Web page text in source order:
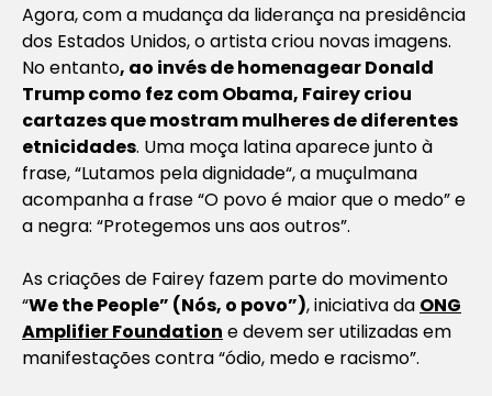
Agora, com a mudança da liderança na presidência
dos Estados Unidos, o artista criou novas imagens.
No entanto, ao invés de homenagear Donald
Trump como fez com Obama, Fairey criou
cartazes que mostram mulheres de diferentes
etnicidades. Uma moça latina aparece junto à
frase, “Lutamos pela dignidade“, a muçulmana
acompanha a frase “O povo é maior que o medo” e
a negra: “Protegemos uns aos outros”.
As criações de Fairey fazem parte do movimento
“We the People” (Nós, o povo”), iniciativa da ONG
Amplifier Foundation e devem ser utilizadas em
manifestações contra “ódio, medo e racismo”.